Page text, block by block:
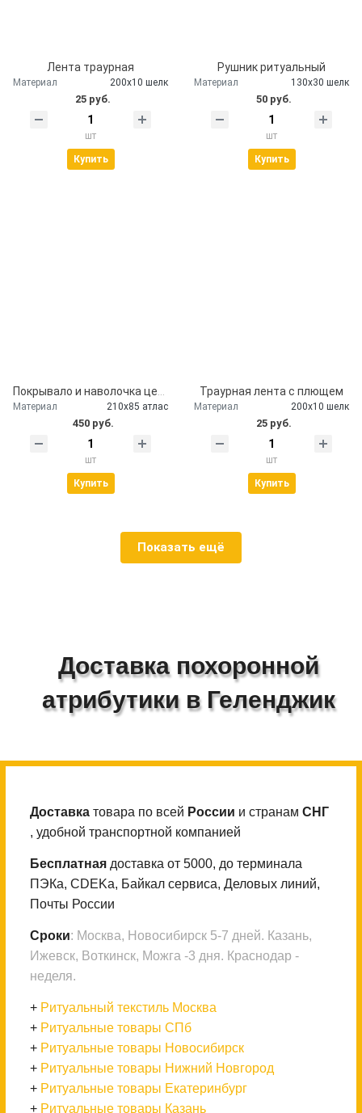
Лента траурная
Материал 200х10 шелк
25 руб.
шт
Купить
Рушник ритуальный
Материал 130х30 шелк
50 руб.
шт
Купить
Материал 210х85 атлас
450 руб.
шт
Купить
Траурная лента с плющем
Материал 200х10 шелк
25 руб.
шт
Купить
Показать ещё
Доставка похоронной
атрибутики в Геленджик
Доставка товара по всей России и странам СНГ
, удобной транспортной компанией
Бесплатная доставка от 5000, до терминала
ПЭКа, CDEKа, Байкал сервиса, Деловых линий,
Почты России
Сроки: Москва, Новосибирск 5-7 дней. Казань,
Ижевск, Воткинск, Можга -3 дня. Краснодар -
неделя.
+ Ритуальный текстиль Москва
+ Ритуальные товары СПб
+ Ритуальные товары Новосибирск
+ Ритуальные товары Нижний Новгород
+ Ритуальные товары Екатеринбург
+ Ритуальные товары Казань